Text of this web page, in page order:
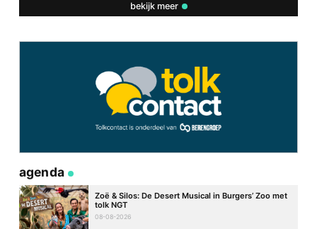
bekijk meer
agenda
Zoë & Silos: De Desert Musical in Burgers’ Zoo met
tolk NGT
08-08-2026